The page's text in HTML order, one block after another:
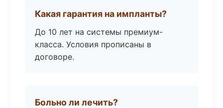
Какая гарантия на импланты?
До 10 лет на системы премиум-
класса. Условия прописаны в
договоре.
Больно ли лечить?